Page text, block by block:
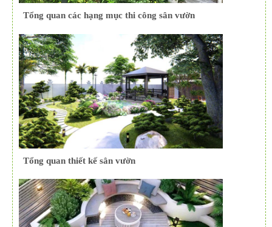
Tổng quan các hạng mục thi công sân vườn
Tổng quan thiết kế sân vườn